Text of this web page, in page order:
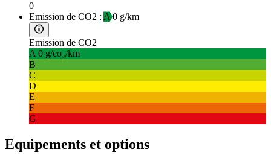
0
Emission de CO2 : A0 g/km
Emission de CO2
A 0 g/co₂/km
B
C
D
E
F
G
Equipements et options